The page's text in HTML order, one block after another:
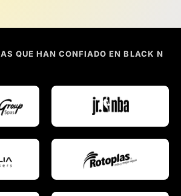
QUE HAN CONFIADO EN BLACK N